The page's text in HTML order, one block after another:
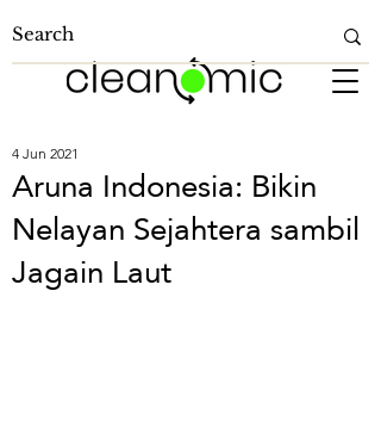
Aruna Indonesia: Bikin
Nelayan Sejahtera sambil
Jagain Laut
4 Jun 2021